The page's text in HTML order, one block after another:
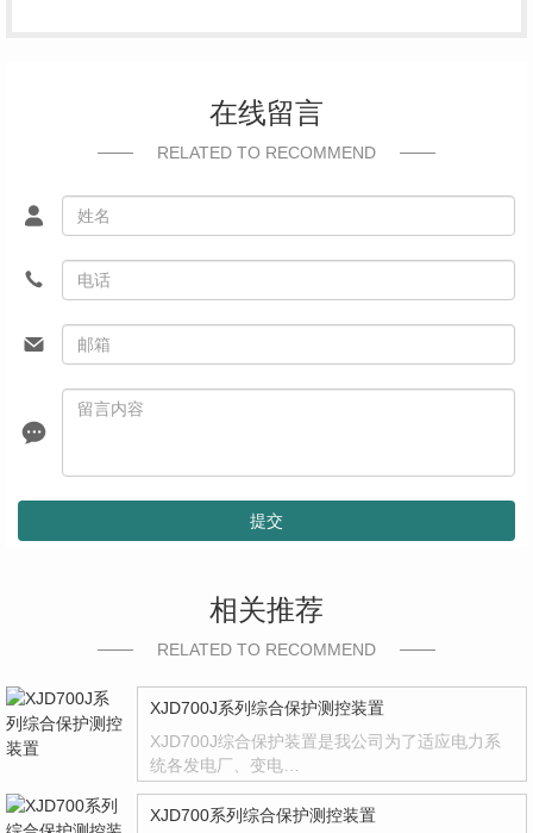
在线留言
RELATED TO RECOMMEND
提交
相关推荐
RELATED TO RECOMMEND
XJD700J系列综合保护测控装置
XJD700J综合保护装置是我公司为了适应电力系
统各发电厂、变电…
XJD700系列综合保护测控装置